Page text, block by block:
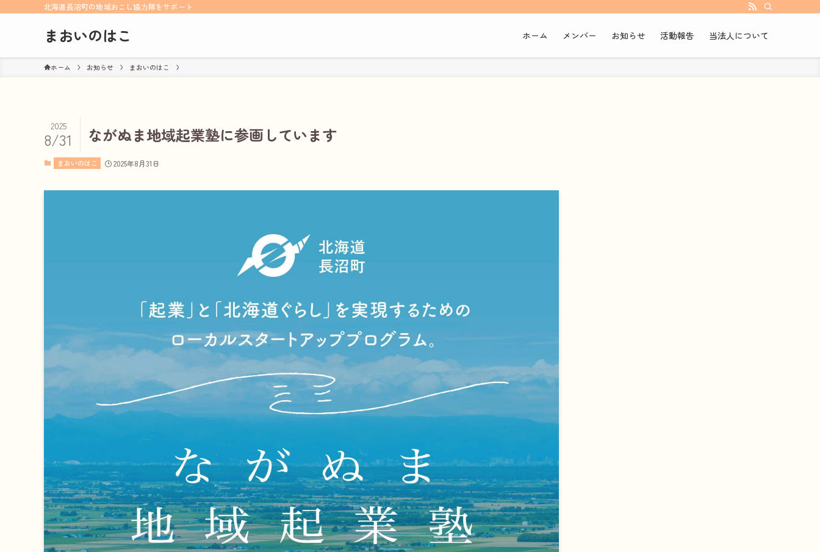
北海道長沼町の地域おこし協力隊をサポート
まおいのはこ ホーム メンバー お知らせ 活動報告 当法人について
ホーム お知らせ まおいのはこ
ながぬま地域起業塾に参画しています
2025
8/31
まおいのはこ 2025年8月31日